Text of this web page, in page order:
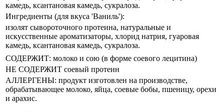
камедь, ксантановая камедь, сукралоза.
Ингредиенты (для вкуса 'Ваниль'):
изолят сывороточного протеина, натуральные и
искусственные ароматизаторы, хлорид натрия, гуаровая
камедь, ксантановая камедь, сукралоза.
СОДЕРЖИТ: молоко и сою (в форме соевого лецитина)
НЕ СОДЕРЖИТ соевый протеин
АЛЛЕРГЕНЫ: продукт изготовлен на производстве,
обрабатывающее молоко, яйца, соевые бобы, пшеницу, орехи
и арахис.